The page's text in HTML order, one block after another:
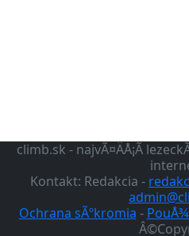
climb.sk - najvÃ¤ÄÅ¡Ã­
Kontakt: Redakcia -
Ochrana sÃºkromia -